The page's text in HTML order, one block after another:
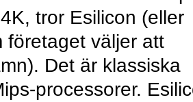
tror Esilicon (eller
företaget väljer att
Det är klassiska
processorer.